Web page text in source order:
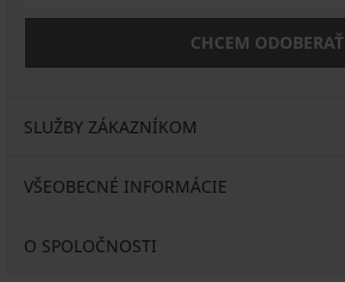
CHCEM ODOBERAŤ
SLUŽBY ZÁKAZNÍKOM
VŠEOBECNÉ INFORMÁCIE
O SPOLOČNOSTI